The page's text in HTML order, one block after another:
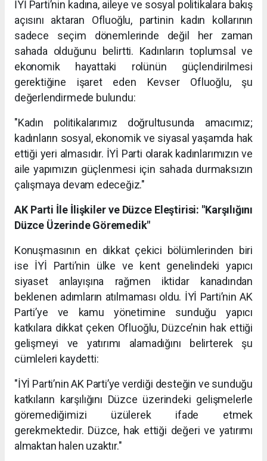
İYİ Parti’nin kadına, aileye ve sosyal politikalara bakış
açısını aktaran Ofluoğlu, partinin kadın kollarının
sadece seçim dönemlerinde değil her zaman
sahada olduğunu belirtti. Kadınların toplumsal ve
ekonomik hayattaki rolünün güçlendirilmesi
gerektiğine işaret eden Kevser Ofluoğlu, şu
değerlendirmede bulundu:
"Kadın politikalarımız doğrultusunda amacımız;
kadınların sosyal, ekonomik ve siyasal yaşamda hak
ettiği yeri almasıdır. İYİ Parti olarak kadınlarımızın ve
aile yapımızın güçlenmesi için sahada durmaksızın
çalışmaya devam edeceğiz."
AK Parti İle İlişkiler ve Düzce Eleştirisi: "Karşılığını
Düzce Üzerinde Göremedik"
Konuşmasının en dikkat çekici bölümlerinden biri
ise İYİ Parti’nin ülke ve kent genelindeki yapıcı
siyaset anlayışına rağmen iktidar kanadından
beklenen adımların atılmaması oldu. İYİ Parti’nin AK
Parti’ye ve kamu yönetimine sunduğu yapıcı
katkılara dikkat çeken Ofluoğlu, Düzce’nin hak ettiği
gelişmeyi ve yatırımı alamadığını belirterek şu
cümleleri kaydetti:
"İYİ Parti’nin AK Parti’ye verdiği desteğin ve sunduğu
katkıların karşılığını Düzce üzerindeki gelişmelerle
göremediğimizi üzülerek ifade etmek
gerekmektedir. Düzce, hak ettiği değeri ve yatırımı
almaktan halen uzaktır."